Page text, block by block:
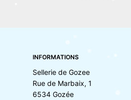
INFORMATIONS
Sellerie de Gozee
Rue de Marbaix, 1
6534 Gozée